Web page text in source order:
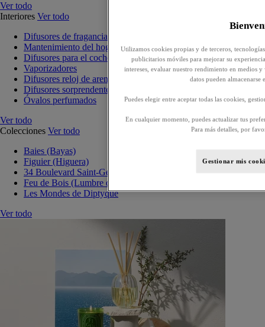
Ver todo
Interiores Ver todo
Difusores de fragancia para interiores
Mantenimiento del hogar
Difusores para el coche
Vaporizadores
Difusores reloj de arena
Difusores sorprendentes
Óvalos perfumados
Ver todo
Colecciones Ver todo
Baies (Bayas)
Figuier (Higuera)
34 Boulevard Saint-Germain
Feu de Bois (Lumbre de leña)
Les Mondes de Diptyque
Ver todo
Utilizamos cookies propias y de terceros,
publicitarios móviles para mejorar su
intereses, evaluar nuestro rendimiento en medios
datos pueden almacenarse
Puedes elegir entre aceptar todas las cookies,
En cualquier momento, puedes actualizar tus
Para más detalles, por
Gestionar mis